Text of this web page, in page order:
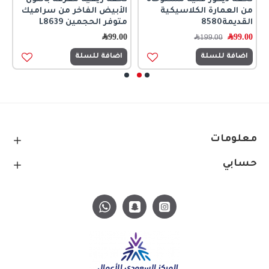
من العمارة الكلاسيكية
القديمة8580
99.00﷼ 199.00﷼
اضافة للسلة
الأبيض الفاخر من سراميك
متوفر الحجمين L8639
99.00﷼
اضافة للسلة
معلومات
حسابي